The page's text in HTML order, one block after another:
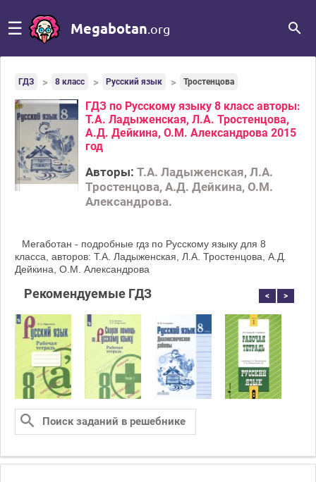
☰ Megabotan .org
ГДЗ 8 класс Русский язык Тростенцова
ГДЗ по Русскому языку 8 класс авторы:
Т.А. Ладыженская, Л.А. Тростенцова,
А.Д. Дейкина, О.М. Александрова 2015
год
Авторы: Т.А. Ладыженская, Л.А.
Тростенцова, А.Д. Дейкина, О.М.
Александрова.
Мегаботан - подробные гдз по Русскому языку для 8
класса, авторов: Т.А. Ладыженская, Л.А. Тростенцова, А.Д.
Дейкина, О.М. Александрова
Рекомендуемые ГДЗ < >